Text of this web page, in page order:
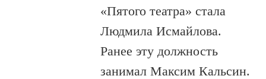
«Пятого театра» стала
Людмила Исмайлова.
Ранее эту должность
занимал Максим Кальсин.